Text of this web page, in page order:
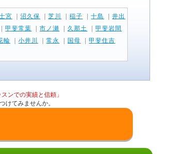
宮 |沼久保 |芝川 |稲子 |十島 |井出
|甲斐常葉 |市ノ瀬 久那土 |甲斐岩間
輪 |小井川 |常永 国母 |甲斐住吉
ンでの実績と信頼」
けてみませんか。